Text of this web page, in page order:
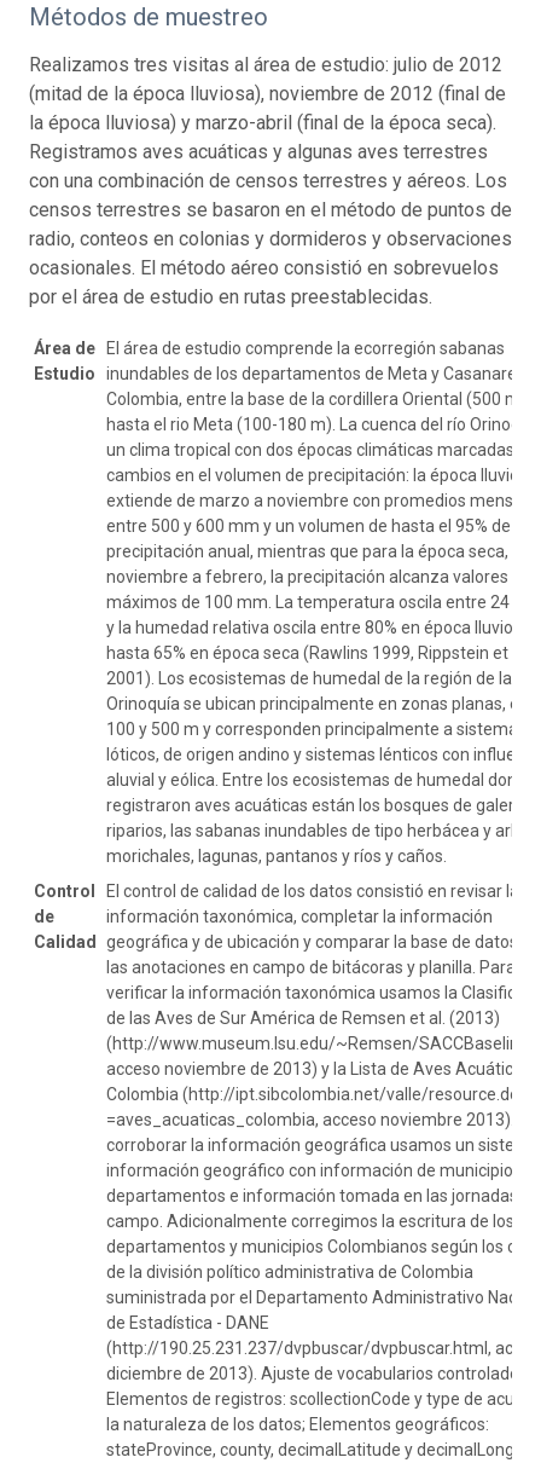
Métodos de muestreo
Realizamos tres visitas al área de estudio: julio de 2012
(mitad de la época lluviosa), noviembre de 2012 (final de
la época lluviosa) y marzo-abril (final de la época seca).
Registramos aves acuáticas y algunas aves terrestres
con una combinación de censos terrestres y aéreos. Los
censos terrestres se basaron en el método de puntos de
radio, conteos en colonias y dormideros y observaciones
ocasionales. El método aéreo consistió en sobrevuelos
por el área de estudio en rutas preestablecidas.
Área de
Estudio
El área de estudio comprende la ecorregión sabanas
inundables de los departamentos de Meta y Casanare en
Colombia, entre la base de la cordillera Oriental (500 m)
hasta el rio Meta (100-180 m). La cuenca del río Orinoco
un clima tropical con dos épocas climáticas marcadas
cambios en el volumen de precipitación: la época lluviosa
extiende de marzo a noviembre con promedios
entre 500 y 600 mm y un volumen de hasta el 95% de la
precipitación anual, mientras que para la época seca, de
noviembre a febrero, la precipitación alcanza valores
máximos de 100 mm. La temperatura oscila entre 24 y
y la humedad relativa oscila entre 80% en época lluviosa
hasta 65% en época seca (Rawlins 1999, Rippstein et al.
2001). Los ecosistemas de humedal de la región de la
Orinoquía se ubican principalmente en zonas planas,
100 y 500 m y corresponden principalmente a sistemas
lóticos, de origen andino y sistemas lénticos con
aluvial y eólica. Entre los ecosistemas de humedal donde
registraron aves acuáticas están los bosques de galería y
riparios, las sabanas inundables de tipo herbácea y
morichales, lagunas, pantanos y ríos y caños.
Control
de
Calidad
El control de calidad de los datos consistió en revisar la
información taxonómica, completar la información
geográfica y de ubicación y comparar la base de datos
las anotaciones en campo de bitácoras y planilla. Para
verificar la información taxonómica usamos la
de las Aves de Sur América de Remsen et al. (2013)
(http://www.museum.lsu.edu/~Remsen/
acceso noviembre de 2013) y la Lista de Aves Acuáticas
Colombia (http://ipt.sibcolombia.net/valle/resource.do?
=aves_acuaticas_colombia, acceso noviembre 2013).
corroborar la información geográfica usamos un
información geográfico con información de municipios y
departamentos e información tomada en las jornadas de
campo. Adicionalmente corregimos la escritura de los
departamentos y municipios Colombianos según los
de la división político administrativa de Colombia
suministrada por el Departamento Administrativo
de Estadística - DANE
(http://190.25.231.237/dvpbuscar/dvpbuscar.html,
diciembre de 2013). Ajuste de vocabularios controlados
Elementos de registros: scollectionCode y type de
la naturaleza de los datos; Elementos geográficos:
stateProvince, county, decimalLatitude y